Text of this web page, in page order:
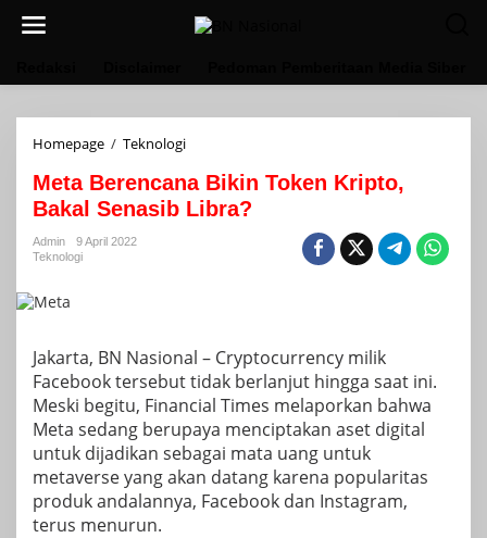
Homepage / TeknologiMeta
Bikin
Token
Kripto,
Meta Berencana Bikin Token Kripto,
Bakal Senasib Libra?
Admin
9 April 2022
Teknologi
Jakarta, BN Nasional – Cryptocurrency milik
Facebook tersebut tidak berlanjut hingga saat ini.
Meski begitu, Financial Times melaporkan bahwa
Meta sedang berupaya menciptakan aset digital
untuk dijadikan sebagai mata uang untuk
metaverse yang akan datang karena popularitas
produk andalannya, Facebook dan Instagram,
terus menurun.